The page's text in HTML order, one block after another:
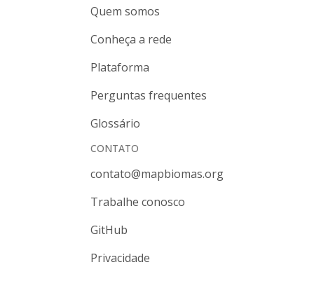
Quem somos
Conheça a rede
Plataforma
Perguntas frequentes
Glossário
CONTATO
contato@mapbiomas.org
Trabalhe conosco
GitHub
Privacidade